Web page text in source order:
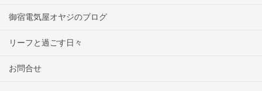
御宿電気屋オヤジのブログ
リーフと過ごす日々
お問合せ